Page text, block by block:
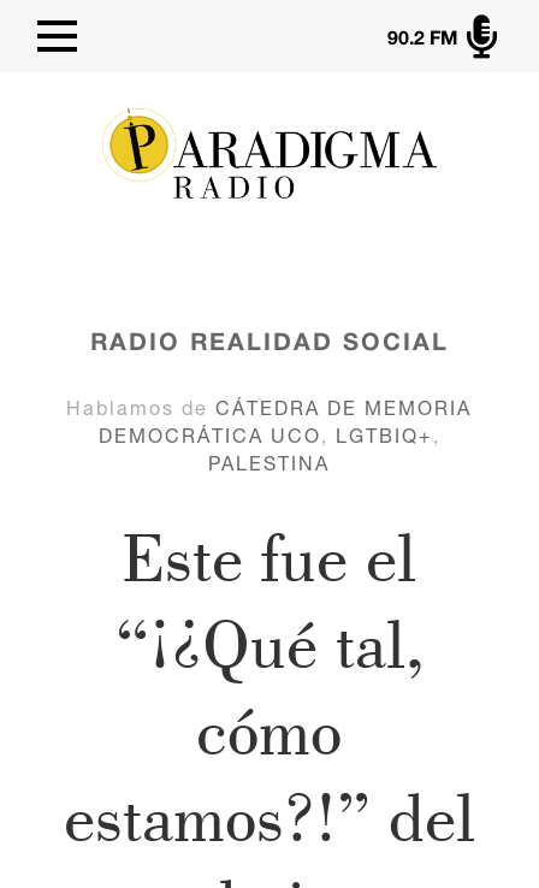

90.2 FM
RADIO REALIDAD SOCIAL
Hablamos deCÁTEDRA DE MEMORIA
DEMOCRÁTICA UCO, LGTBIQ+ ,
PALESTINA
Este fue el
“¡¿Qué tal,
cómo
estamos?!” del